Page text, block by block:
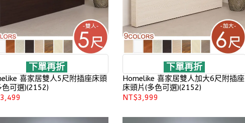
下單再折
喜家居雙人5尺附插座床頭
色可選)(2152)
下單再折
Homelike 喜家居雙人加大6尺附插座
床頭片(多色可選)(2152)
NT$3,999